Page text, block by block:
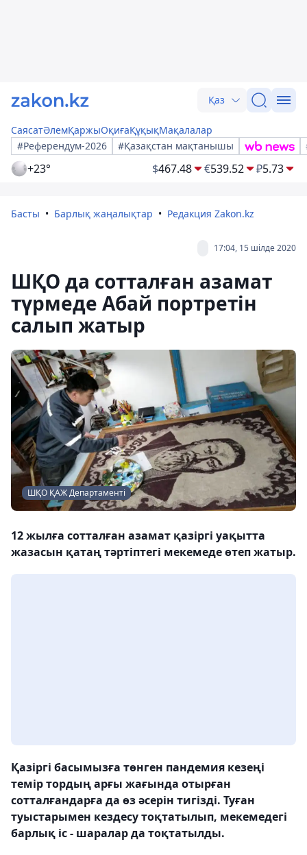
Қаз
СаясатӘлемҚаржыОқиғаҚұқықМақалалар
#Референдум-2026
#Қазақстан мақтанышы
+23° $467.48 €539.52 ₽5.73
Басты Барлық жаңалықтар Редакция Zakon.kz
17:04, 15 шілде 2020
ШҚО да сотталған азамат
түрмеде Абай портретін
салып жатыр
ШҚО ҚАЖ Департаменті
12 жылға сотталған азамат қазіргі уақытта
жазасын қатаң тәртіптегі мекемеде өтеп жатыр.
Қазіргі басымызға төнген пандемия кезеңі
темір тордың арғы жағында отырған
сотталғандарға да өз әсерін тигізді. Туған
туыстарымен кездесу тоқтатылып, мекемедегі
барлық іс - шаралар да тоқтатылды.